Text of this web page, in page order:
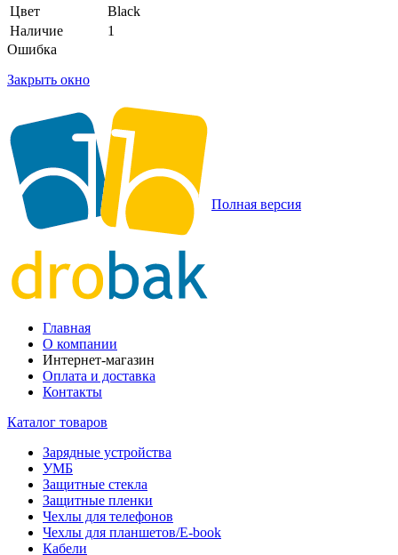
Цвет
Black
Наличие
1
Ошибка
Закрыть окно
Полная версия
Главная
О компании
Интернет-магазин
Оплата и доставка
Контакты
Каталог товаров
Зарядные устройства
УМБ
Защитные стекла
Защитные пленки
Чехлы для телефонов
Чехлы для планшетов/E-book
Кабели